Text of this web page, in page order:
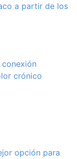
a partir de los
crónico
opción para